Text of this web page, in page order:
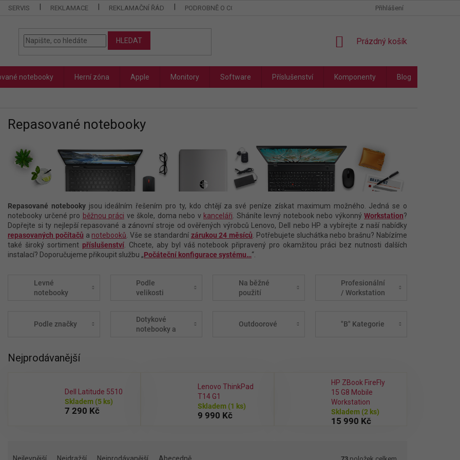
SERVIS REKLAMACE REKLAMAČNÍ ŘÁD PODROBNĚ O COOKIES PODMÍNKY OCHRANY OSOBNÍCH ÚDAJŮ
Přihlášení
HLEDAT
NÁKUPNÍ
Prázdný košík
notebooky Herní zóna Apple Monitory Software Příslušenství Komponenty Blog
Repasované notebooky
Repasované notebookyjsou ideálním řešením pro ty, kdo chtějí za své peníze získat maximum možného. Jedná se o
notebooky určené pro běžnou práci ve škole, doma nebo v kanceláři. Sháníte levný notebook nebo výkonný Workstation?
Dopřejte si ty nejlepší repasované a zánovní stroje od ověřených výrobců Lenovo, Dell nebo HP a vybírejte z naší nabídky
repasovaných počítačů a notebooků. Vše se standardní zárukou 24 měsíců. Potřebujete sluchátka nebo brašnu? Nabízíme
také široký sortiment příslušenství. Chcete, aby byl váš notebook připravený pro okamžitou práci bez nutnosti dalších
instalací? Doporučujeme přikoupit službu „Počáteční konfigurace systému…“.
Levné
notebooky
Podle
velikosti
Na běžné
použití
Profesionální
/ Workstation
Podle značky
Dotykové
notebooky a
Outdoorové "B" Kategorie
Nejprodávanější
Dell Latitude 5510
Skladem (5 ks)
7 290 Kč
Lenovo ThinkPad
T14 G1
Skladem (1 ks)
9 990 Kč
HP ZBook FireFly
15 G8 Mobile
Workstation
Skladem (2 ks)
15 990 Kč